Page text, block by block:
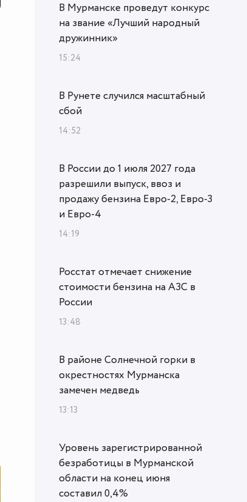
В Мурманске проведут конкурс
на звание «Лучший народный
дружинник»
15:24
В Рунете случился масштабный
сбой
14:52
В России до 1 июля 2027 года
разрешили выпуск, ввоз и
продажу бензина Евро-2, Евро-3
и Евро-4
14:19
Росстат отмечает снижение
стоимости бензина на АЗС в
России
13:48
В районе Солнечной горки в
окрестностях Мурманска
замечен медведь
13:13
Уровень зарегистрированной
безработицы в Мурманской
области на конец июня
составил 0,4%